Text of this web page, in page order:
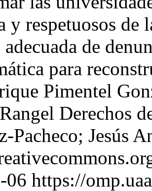
y respetuosos de
de
para
Pimentel
Derechos
Pacheco; Jesús
06 https://